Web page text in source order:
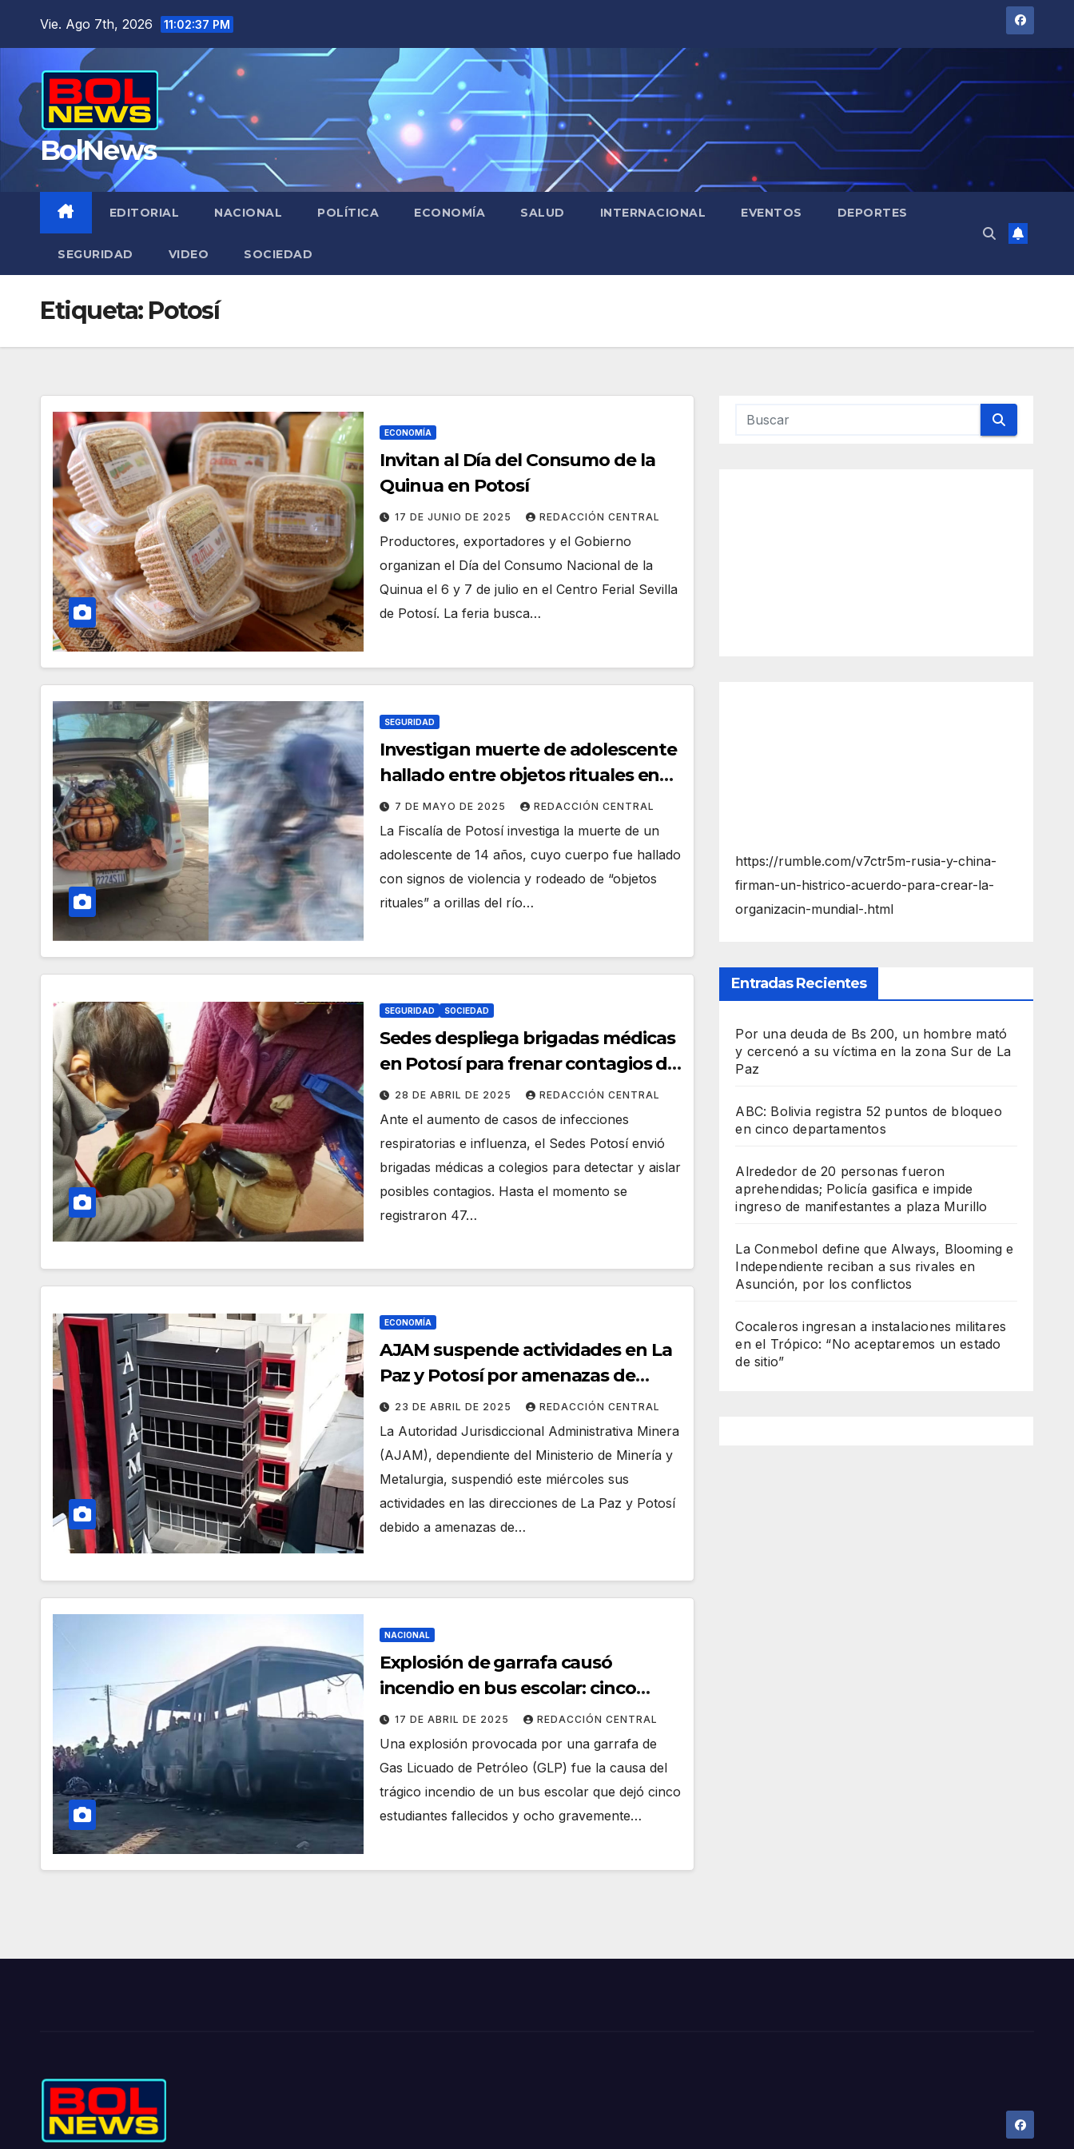
Vie. Ago 7th, 2026 11:02:38 PM
BolNews
EDITORIAL NACIONAL POLÍTICA ECONOMÍA SALUD INTERNACIONAL EVENTOS DEPORTES
SEGURIDAD VIDEO SOCIEDAD
Etiqueta: Potosí
ECONOMÍA
Invitan al Día del Consumo de la
Quinua en Potosí
17 DE JUNIO DE 2025 REDACCIÓN CENTRAL
Productores, exportadores y el Gobierno
organizan el Día del Consumo Nacional de la
Quinua el 6 y 7 de julio en el Centro Ferial Sevilla
de Potosí. La feria busca…
SEGURIDAD
Investigan muerte de adolescente
hallado entre objetos rituales en
Potosí
7 DE MAYO DE 2025 REDACCIÓN CENTRAL
La Fiscalía de Potosí investiga la muerte de un
adolescente de 14 años, cuyo cuerpo fue hallado
con signos de violencia y rodeado de “objetos
rituales” a orillas del río…
SEGURIDAD SOCIEDAD
Sedes despliega brigadas médicas
en Potosí para frenar contagios de
influenza
28 DE ABRIL DE 2025 REDACCIÓN CENTRAL
Ante el aumento de casos de infecciones
respiratorias e influenza, el Sedes Potosí envió
brigadas médicas a colegios para detectar y aislar
posibles contagios. Hasta el momento se
registraron 47…
ECONOMÍA
AJAM suspende actividades en La
Paz y Potosí por amenazas de
toma de oficinas
23 DE ABRIL DE 2025 REDACCIÓN CENTRAL
La Autoridad Jurisdiccional Administrativa Minera
(AJAM), dependiente del Ministerio de Minería y
Metalurgia, suspendió este miércoles sus
actividades en las direcciones de La Paz y Potosí
debido a amenazas de…
NACIONAL
Explosión de garrafa causó
incendio en bus escolar: cinco
estudiantes fallecieron en Potosí
17 DE ABRIL DE 2025 REDACCIÓN CENTRAL
Una explosión provocada por una garrafa de
Gas Licuado de Petróleo (GLP) fue la causa del
trágico incendio de un bus escolar que dejó cinco
estudiantes fallecidos y ocho gravemente…
https://rumble.com/v7ctr5m-rusia-y-china-
firman-un-histrico-acuerdo-para-crear-la-
organizacin-mundial-.html
Entradas Recientes
Por una deuda de Bs 200, un hombre mató
y cercenó a su víctima en la zona Sur de La
Paz
ABC: Bolivia registra 52 puntos de bloqueo
en cinco departamentos
Alrededor de 20 personas fueron
aprehendidas; Policía gasifica e impide
ingreso de manifestantes a plaza Murillo
La Conmebol define que Always, Blooming e
Independiente reciban a sus rivales en
Asunción, por los conflictos
Cocaleros ingresan a instalaciones militares
en el Trópico: “No aceptaremos un estado
de sitio”